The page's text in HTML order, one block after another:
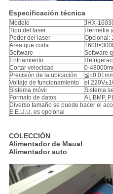
Especificación técnica
Modelo
JHX-
Tipo del laser
Hermetia
Poder del laser
Opcional:
Área que corta
Software
Software
Enfriamiento
Cortar velocidad
0-
Precisión de la ubicación
Voltaje de funcionamiento
el
Sistema móvil
Sistema
Formato de datos
AI, BMP,
Diverso tamaño se puede hacer el
E.E.U.U. es opcional
COLECCIÓN
Alimentador
Alimentador auto